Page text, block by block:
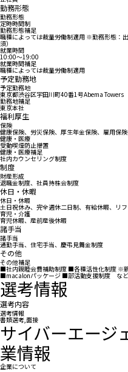
勤務形態
勤務形態
定時時間制
勤務形態補足
職種によっては裁量労働制適用 ※勤務形態：
須）
就業時間
10:00〜19:00
就業時間補足
職種によっては裁量労働制適用
予定勤務地
予定勤務地
東京都渋谷区宇田川町40番1号Abema Towers
勤務地補足
東京本社
福利厚生
保険
健康保険、労災保険、厚生年金保険、雇用保険
健康・医療
受動喫煙防止措置
健康・医療補足
社内カウンセリング制度
制度
財産形成
退職金制度、社員持株会制度
休日・休暇
休日・休暇
土日祝休み、完全週休二日制、有給休暇、リ
育児・介護
育児休暇、産前産後休暇
諸手当
諸手当
通勤手当、住宅手当、慶弔見舞金制度
その他
その他補足
■社内親睦会費補助制度 ■各種活性化制度 ※
■macalonパッケージ ■部活動支援制度 など
選考情報
選考内容
選考情報
書類選考,面接
サイバーエージ
業情報
企業について